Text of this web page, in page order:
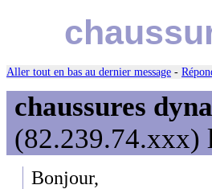
Aller tout en bas au dernier message -
chaussures
(82.239.74.xxx)
Bonjour,